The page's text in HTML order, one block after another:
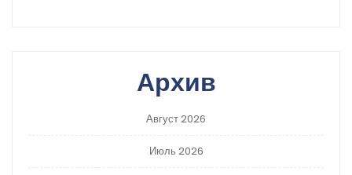
Архив
Август 2026
Июль 2026